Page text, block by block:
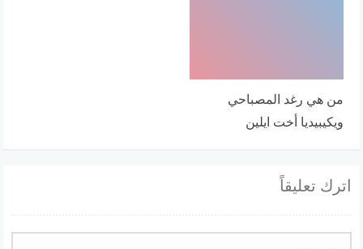
من هي رغد المصباحي
ويكيبيديا أخت ايلين
اترك تعليقاً